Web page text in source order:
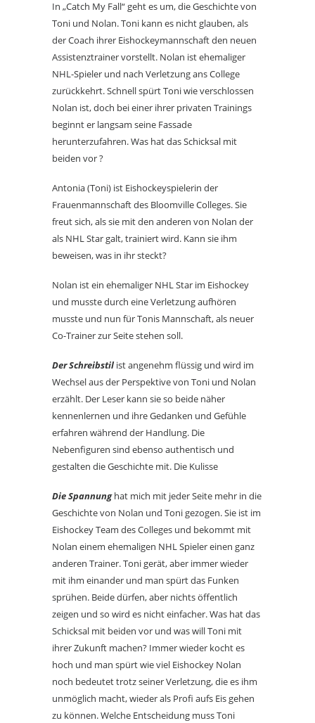
In „Catch My Fall“ geht es um, die Geschichte von
Toni und Nolan. Toni kann es nicht glauben, als
der Coach ihrer Eishockeymannschaft den neuen
Assistenztrainer vorstellt. Nolan ist ehemaliger
NHL-Spieler und nach Verletzung ans College
zurückkehrt. Schnell spürt Toni wie verschlossen
Nolan ist, doch bei einer ihrer privaten Trainings
beginnt er langsam seine Fassade
herunterzufahren. Was hat das Schicksal mit
beiden vor ?
Antonia (Toni) ist Eishockeyspielerin der
Frauenmannschaft des Bloomville Colleges. Sie
freut sich, als sie mit den anderen von Nolan der
als NHL Star galt, trainiert wird. Kann sie ihm
beweisen, was in ihr steckt?
Nolan ist ein ehemaliger NHL Star im Eishockey
und musste durch eine Verletzung aufhören
musste und nun für Tonis Mannschaft, als neuer
Co-Trainer zur Seite stehen soll.
Der Schreibstil ist angenehm flüssig und wird im
Wechsel aus der Perspektive von Toni und Nolan
erzählt. Der Leser kann sie so beide näher
kennenlernen und ihre Gedanken und Gefühle
erfahren während der Handlung. Die
Nebenfiguren sind ebenso authentisch und
gestalten die Geschichte mit. Die Kulisse
Die Spannung hat mich mit jeder Seite mehr in die
Geschichte von Nolan und Toni gezogen. Sie ist im
Eishockey Team des Colleges und bekommt mit
Nolan einem ehemaligen NHL Spieler einen ganz
anderen Trainer. Toni gerät, aber immer wieder
mit ihm einander und man spürt das Funken
sprühen. Beide dürfen, aber nichts öffentlich
zeigen und so wird es nicht einfacher. Was hat das
Schicksal mit beiden vor und was will Toni mit
ihrer Zukunft machen? Immer wieder kocht es
hoch und man spürt wie viel Eishockey Nolan
noch bedeutet trotz seiner Verletzung, die es ihm
unmöglich macht, wieder als Profi aufs Eis gehen
zu können. Welche Entscheidung muss Toni